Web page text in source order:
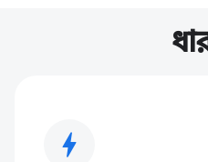
bolt